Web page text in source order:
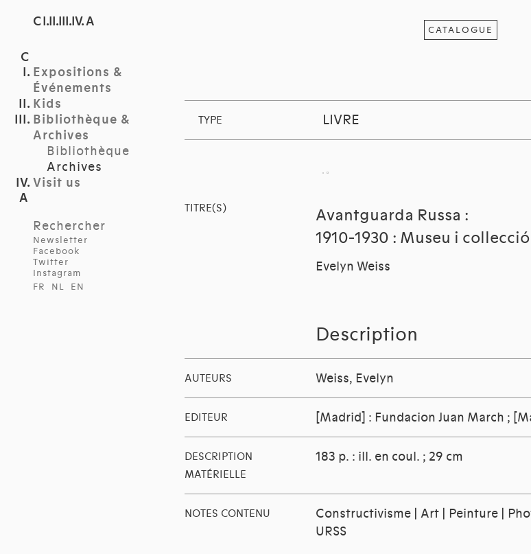
C I.II.III.IV. A
Expositions &
Événements
Kids
Bibliothèque &
Archives
Bibliothèque
Archives
Visit us
Rechercher
Newsletter
Facebook
Twitter
Instagram
FR
NL EN
CATALOGUE
TYPE LIVRE
TITRE(S)
Avantguarda Russa :
1910-1930 : Museu i
Evelyn Weiss
Description
AUTEURS
EDITEUR [Madrid] : Fundacion Juan March ;
DESCRIPTION
MATÉRIELLE
183 p. : ill. en coul. ; 29 cm
NOTES CONTENU
Constructivisme | Art | Peinture |
URSS